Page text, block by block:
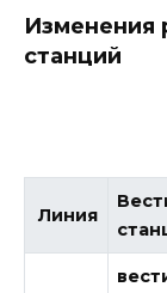
Изменения
станций
Линия